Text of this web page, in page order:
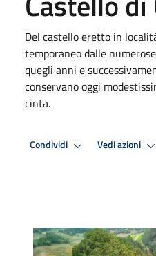
Del castello eretto in
temporaneo dalle
quegli anni e
conservano oggi
cinta.
Condividi Vedi azioni